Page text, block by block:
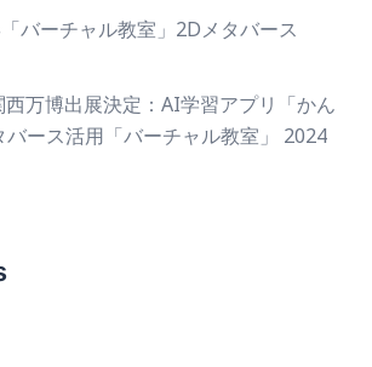
バーチャル教室」2Dメタバース
万博出展決定：AI学習アプリ「かん
ース活用「バーチャル教室」
2024